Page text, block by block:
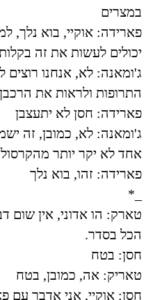
במצרים
פארידה: אוקיי, בוא נלך,
יכולים לעשות את זה
ג'ומאנה: לא, אנחנו
התרופות ולראות את הרכבן
פארידה: חסן לא יתעצבן
ג'ומאנה: לא, כמובן, זה
אחד לא יקר יותר
פארידה: זהו, בוא נלך
*
טארק: הו אדוני, אין שום
הכל בסדר.
חסן: בטח
טאריק: אה, כמובן, בטח
חסן: אוקיי, אני אדבר עם